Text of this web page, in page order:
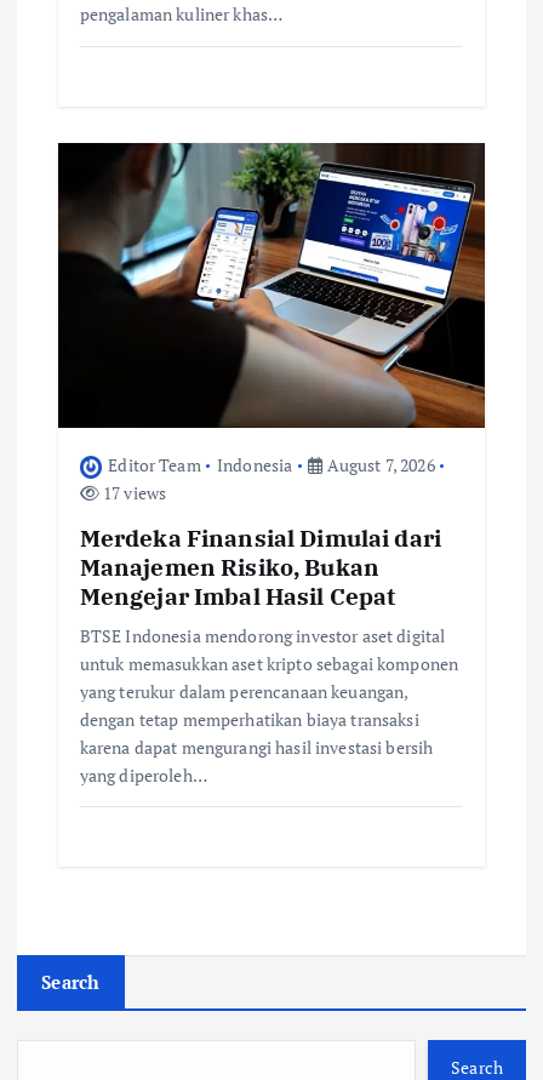
pengalaman kuliner khas…
Editor Team Indonesia
August 7, 2026
17 views
Merdeka Finansial Dimulai dari
Manajemen Risiko, Bukan
Mengejar Imbal Hasil Cepat
BTSE Indonesia mendorong investor aset digital
untuk memasukkan aset kripto sebagai komponen
yang terukur dalam perencanaan keuangan,
dengan tetap memperhatikan biaya transaksi
karena dapat mengurangi hasil investasi bersih
yang diperoleh…
Search
Search